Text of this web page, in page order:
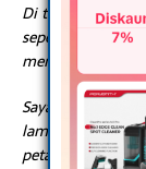
Di tempat kerja,
sepejabat untuk
mendengar kata
Saya juga pernah
lampu isyarat.
petang.